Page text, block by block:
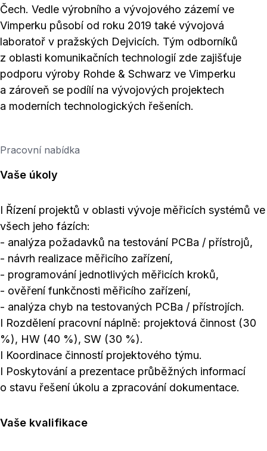
Čech. Vedle výrobního a vývojového zázemí ve
Vimperku působí od roku 2019 také vývojová
laboratoř v pražských Dejvicích. Tým odborníků
z oblasti komunikačních technologií zde zajišťuje
podporu výroby Rohde & Schwarz ve Vimperku
a zároveň se podílí na vývojových projektech
a moderních technologických řešeních.
Pracovní nabídka
Vaše úkoly
I Řízení projektů v oblasti vývoje měřicích systémů ve
všech jeho fázích:
- analýza požadavků na testování PCBa / přístrojů,
- návrh realizace měřicího zařízení,
- programování jednotlivých měřicích kroků,
- ověření funkčnosti měřicího zařízení,
- analýza chyb na testovaných PCBa / přístrojích.
I Rozdělení pracovní náplně: projektová činnost (30
%), HW (40 %), SW (30 %).
I Koordinace činností projektového týmu.
I Poskytování a prezentace průběžných informací
o stavu řešení úkolu a zpracování dokumentace.
Vaše kvalifikace